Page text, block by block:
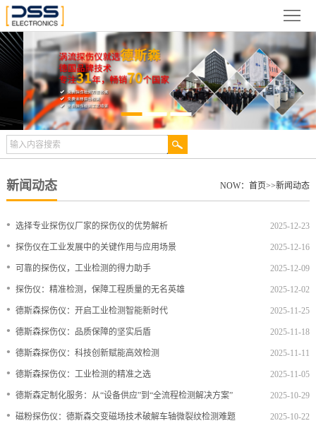
站
关
斯
森
动
态
品
展
检
测
合
伙
频
心
技
文
务
支
联
德
新闻动态 NOW：首页>>新闻动态
2025-12-23
• 选择专业探伤仪厂家的探伤仪的优势解析
2025-12-16
• 探伤仪在工业发展中的关键作用与应用场景
2025-12-09
• 可靠的探伤仪，工业检测的得力助手
2025-12-02
• 探伤仪：精准检测，保障工程质量的无名英雄
2025-11-25
• 德斯森探伤仪：开启工业检测智能新时代
2025-11-18
• 德斯森探伤仪：品质保障的坚实后盾
2025-11-11
• 德斯森探伤仪：科技创新赋能高效检测
2025-11-05
• 德斯森探伤仪：工业检测的精准之选
2025-10-29
• 德斯森定制化服务：从“设备供应”到“全流程检测解决方案”
2025-10-22
• 磁粉探伤仪：德斯森交变磁场技术破解车轴微裂纹检测难题